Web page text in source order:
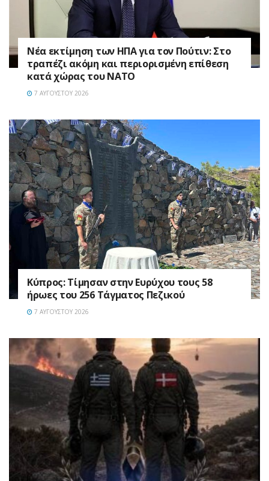
Νέα εκτίμηση των ΗΠΑ για τον Πούτιν: Στο
τραπέζι ακόμη και περιορισμένη επίθεση
κατά χώρας του ΝΑΤΟ
7 ΑΥΓΟΎΣΤΟΥ 2026
Κύπρος: Τίμησαν στην Ευρύχου τους 58
ήρωες του 256 Τάγματος Πεζικού
7 ΑΥΓΟΎΣΤΟΥ 2026